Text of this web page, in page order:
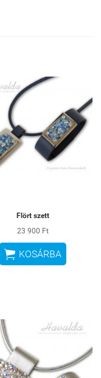
Flört szett
23 900 Ft
 KOSÁRBA